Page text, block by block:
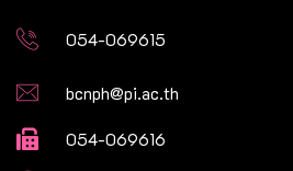
054-069615
bcnph@pi.ac.th
054-069616